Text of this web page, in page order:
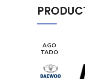
AGO
TADO